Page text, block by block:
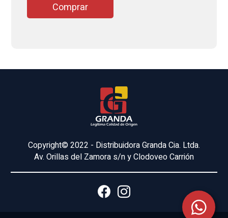
Comprar
Copyright© 2022 - Distribuidora Granda Cia. Ltda.
Av. Orillas del Zamora s/n y Clodoveo Carrión